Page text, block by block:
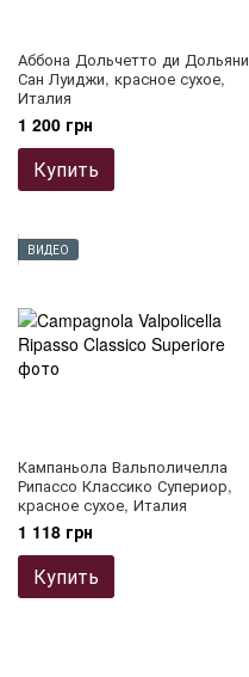
Аббона Дольчетто ди Дольяни
Сан Луиджи, красное сухое,
Италия
1 200 грн
Купить
ВИДЕО
Кампаньола Вальполичелла
Рипассо Классико Супериор,
красное сухое, Италия
1 118 грн
Купить